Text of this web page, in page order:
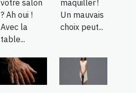
votre salon
? Ah oui !
Avec la
table...
maquiller !
Un mauvais
choix peut...